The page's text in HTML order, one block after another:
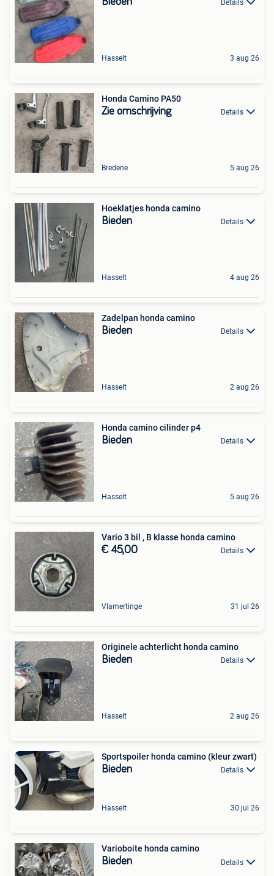
Details
Hasselt 3 aug 26
Honda Camino PA50
Zie omschrijving Details
Bredene 5 aug 26
Hoeklatjes honda camino
Bieden Details
Hasselt 4 aug 26
Zadelpan honda camino
Bieden Details
Hasselt 2 aug 26
Honda camino cilinder p4
Bieden Details
Hasselt 5 aug 26
Vario 3 bil , B klasse honda camino
€ 45,00 Details
Vlamertinge 31 jul 26
Originele achterlicht honda camino
Bieden Details
Hasselt 2 aug 26
Sportspoiler honda camino (kleur zwart)
Bieden Details
Hasselt 30 jul 26
Varioboite honda camino
Bieden Details